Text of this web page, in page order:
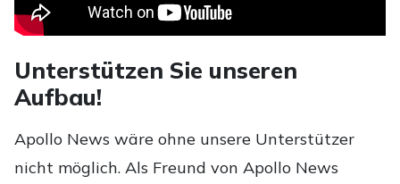
Unterstützen Sie unseren
Aufbau!
Apollo News wäre ohne unsere Unterstützer
nicht möglich. Als Freund von Apollo News